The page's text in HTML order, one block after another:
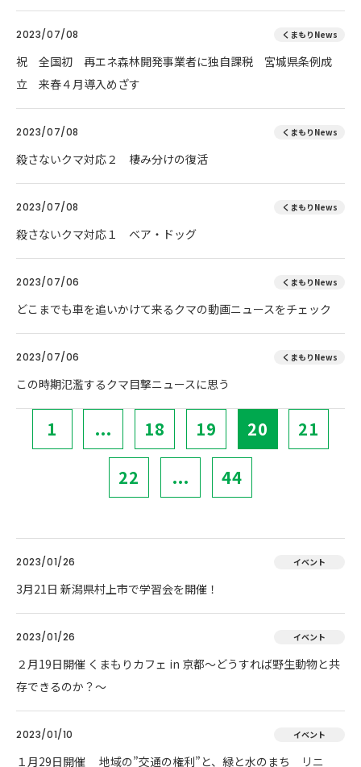
2023/07/08 くまもりNews
祝 全国初 再エネ森林開発事業者に独自課税 宮城県条例成
立 来春４月導入めざす
2023/07/08 くまもりNews
殺さないクマ対応２ 棲み分けの復活
2023/07/08 くまもりNews
殺さないクマ対応１ ベア・ドッグ
2023/07/06 くまもりNews
どこまでも車を追いかけて来るクマの動画ニュースをチェック
2023/07/06 くまもりNews
この時期氾濫するクマ目撃ニュースに思う
1 ... 18 19 20 21
22 ... 44
2023/01/26 イベント
3月21日 新潟県村上市で学習会を開催！
2023/01/26 イベント
２月19日開催 くまもりカフェ in 京都～どうすれば野生動物と共
存できるのか？～
2023/01/10 イベント
１月29日開催 地域の”交通の権利”と、緑と水のまち リニ